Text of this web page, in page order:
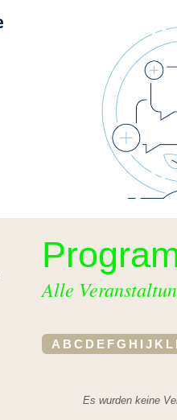
Alle
A B C D E FG H I J K L
Es wurden keine